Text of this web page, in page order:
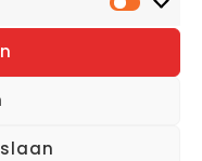
in het
bij